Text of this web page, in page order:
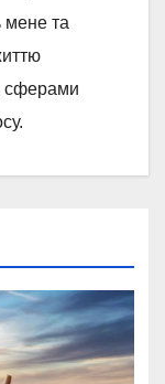
мене та
сферами